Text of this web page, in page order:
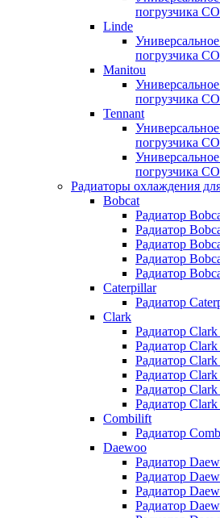
погрузчика
Linde
погрузчика
Manitou
погрузчика
Tennant
погрузчика
погрузчика
Радиаторы охлаждения
Bobcat
Радиатор
Радиатор
Радиатор
Радиатор
Радиатор
Caterpillar
Радиатор
Clark
Радиатор
Радиатор
Радиатор Clark
Радиатор
Радиатор
Радиатор Clark
Combilift
Радиатор
Daewoo
Радиатор
Радиатор
Радиатор
Радиатор